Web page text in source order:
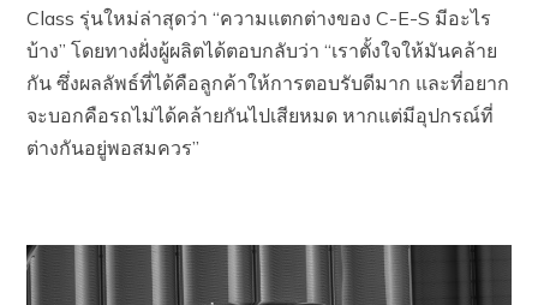
Class รุ่นใหม่ล่าสุดว่า “ความแตกต่างของ C-E-S มีอะไร
บ้าง” โดยทางฝั่งผู้ผลิตได้ตอบกลับว่า “เราตั้งใจให้มันคล้าย
กัน ซึ่งผลลัพธ์ที่ได้คือลูกค้าให้การตอบรับดีมาก และที่อยาก
จะบอกคือรถไม่ได้คล้ายกันไปเสียหมด หากแต่มีอุปกรณ์ที่
ต่างกันอยู่พอสมควร”